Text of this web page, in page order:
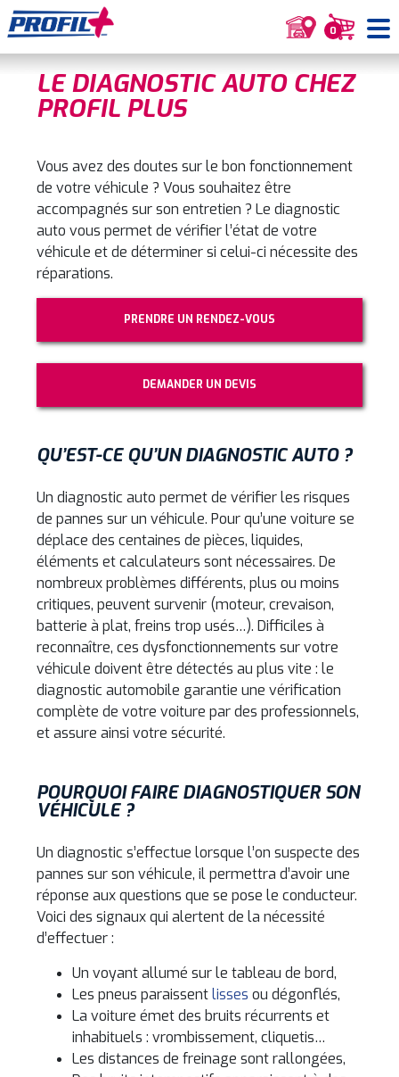
0
LE DIAGNOSTIC AUTO CHEZ
PROFIL PLUS
Vous avez des doutes sur le bon fonctionnement
de votre véhicule ? Vous souhaitez être
accompagnés sur son entretien ? Le diagnostic
auto vous permet de vérifier l’état de votre
véhicule et de déterminer si celui-ci nécessite des
réparations.
PRENDRE UN RENDEZ-VOUS
DEMANDER UN DEVIS
QU’EST-CE QU’UN DIAGNOSTIC AUTO ?
Un diagnostic auto permet de vérifier les risques
de pannes sur un véhicule. Pour qu’une voiture se
déplace des centaines de pièces, liquides,
éléments et calculateurs sont nécessaires. De
nombreux problèmes différents, plus ou moins
critiques, peuvent survenir (moteur, crevaison,
batterie à plat, freins trop usés…). Difficiles à
reconnaître, ces dysfonctionnements sur votre
véhicule doivent être détectés au plus vite : le
diagnostic automobile garantie une vérification
complète de votre voiture par des professionnels,
et assure ainsi votre sécurité.
POURQUOI FAIRE DIAGNOSTIQUER SON
VÉHICULE ?
Un diagnostic s’effectue lorsque l’on suspecte des
pannes sur son véhicule, il permettra d’avoir une
réponse aux questions que se pose le conducteur.
Voici des signaux qui alertent de la nécessité
d’effectuer :
Un voyant allumé sur le tableau de bord,
Les pneus paraissentlisses ou dégonflés,
La voiture émet des bruits récurrents et
inhabituels : vrombissement, cliquetis…
Les distances de freinage sont rallongées,